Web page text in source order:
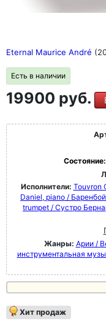
Eternal Maurice André
Есть в наличии
19900 руб.
Состояние:
Исполнители: Touvron
Daniel, piano /
trumpet / Сустро
Жанры: Арии /
инструментальная
Хит продаж